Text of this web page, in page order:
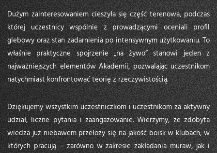
Dużym zainteresowaniem cieszyła się część terenowa, podczas
której uczestnicy wspólnie z prowadzącymi oceniali profil
glebowy oraz stan zadarnienia po intensywnym użytkowaniu. To
właśnie praktyczne spojrzenie „na żywo” stanowi jeden z
najważniejszych elementów Akademii, pozwalając uczestnikom
natychmiast konfrontować teorię z rzeczywistością.
Dziękujemy wszystkim uczestniczkom i uczestnikom za aktywny
udział, liczne pytania i zaangażowanie. Wierzymy, że zdobyta
wiedza już niebawem przełoży się na jakość boisk w klubach, w
których pracują – zarówno w zakresie zakładania muraw, jak i